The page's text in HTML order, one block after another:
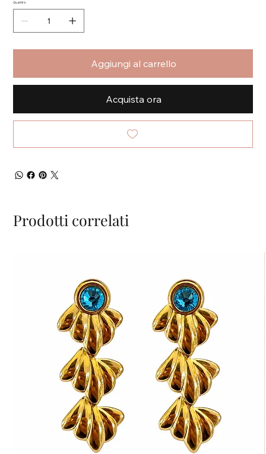
Quantità
Aggiungi al carrello
Acquista ora
Prodotti correlati